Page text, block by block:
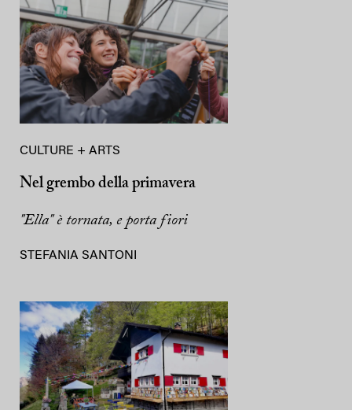
CULTURE + ARTS
Nel grembo della primavera
"Ella" è tornata, e porta fiori
STEFANIA SANTONI